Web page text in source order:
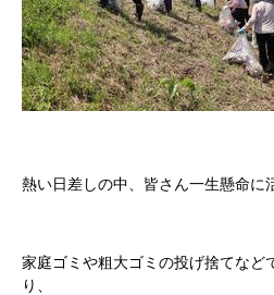
熱い日差しの中、皆さん一生懸命に
家庭ゴミや粗大ゴミの投げ捨てなど
り、